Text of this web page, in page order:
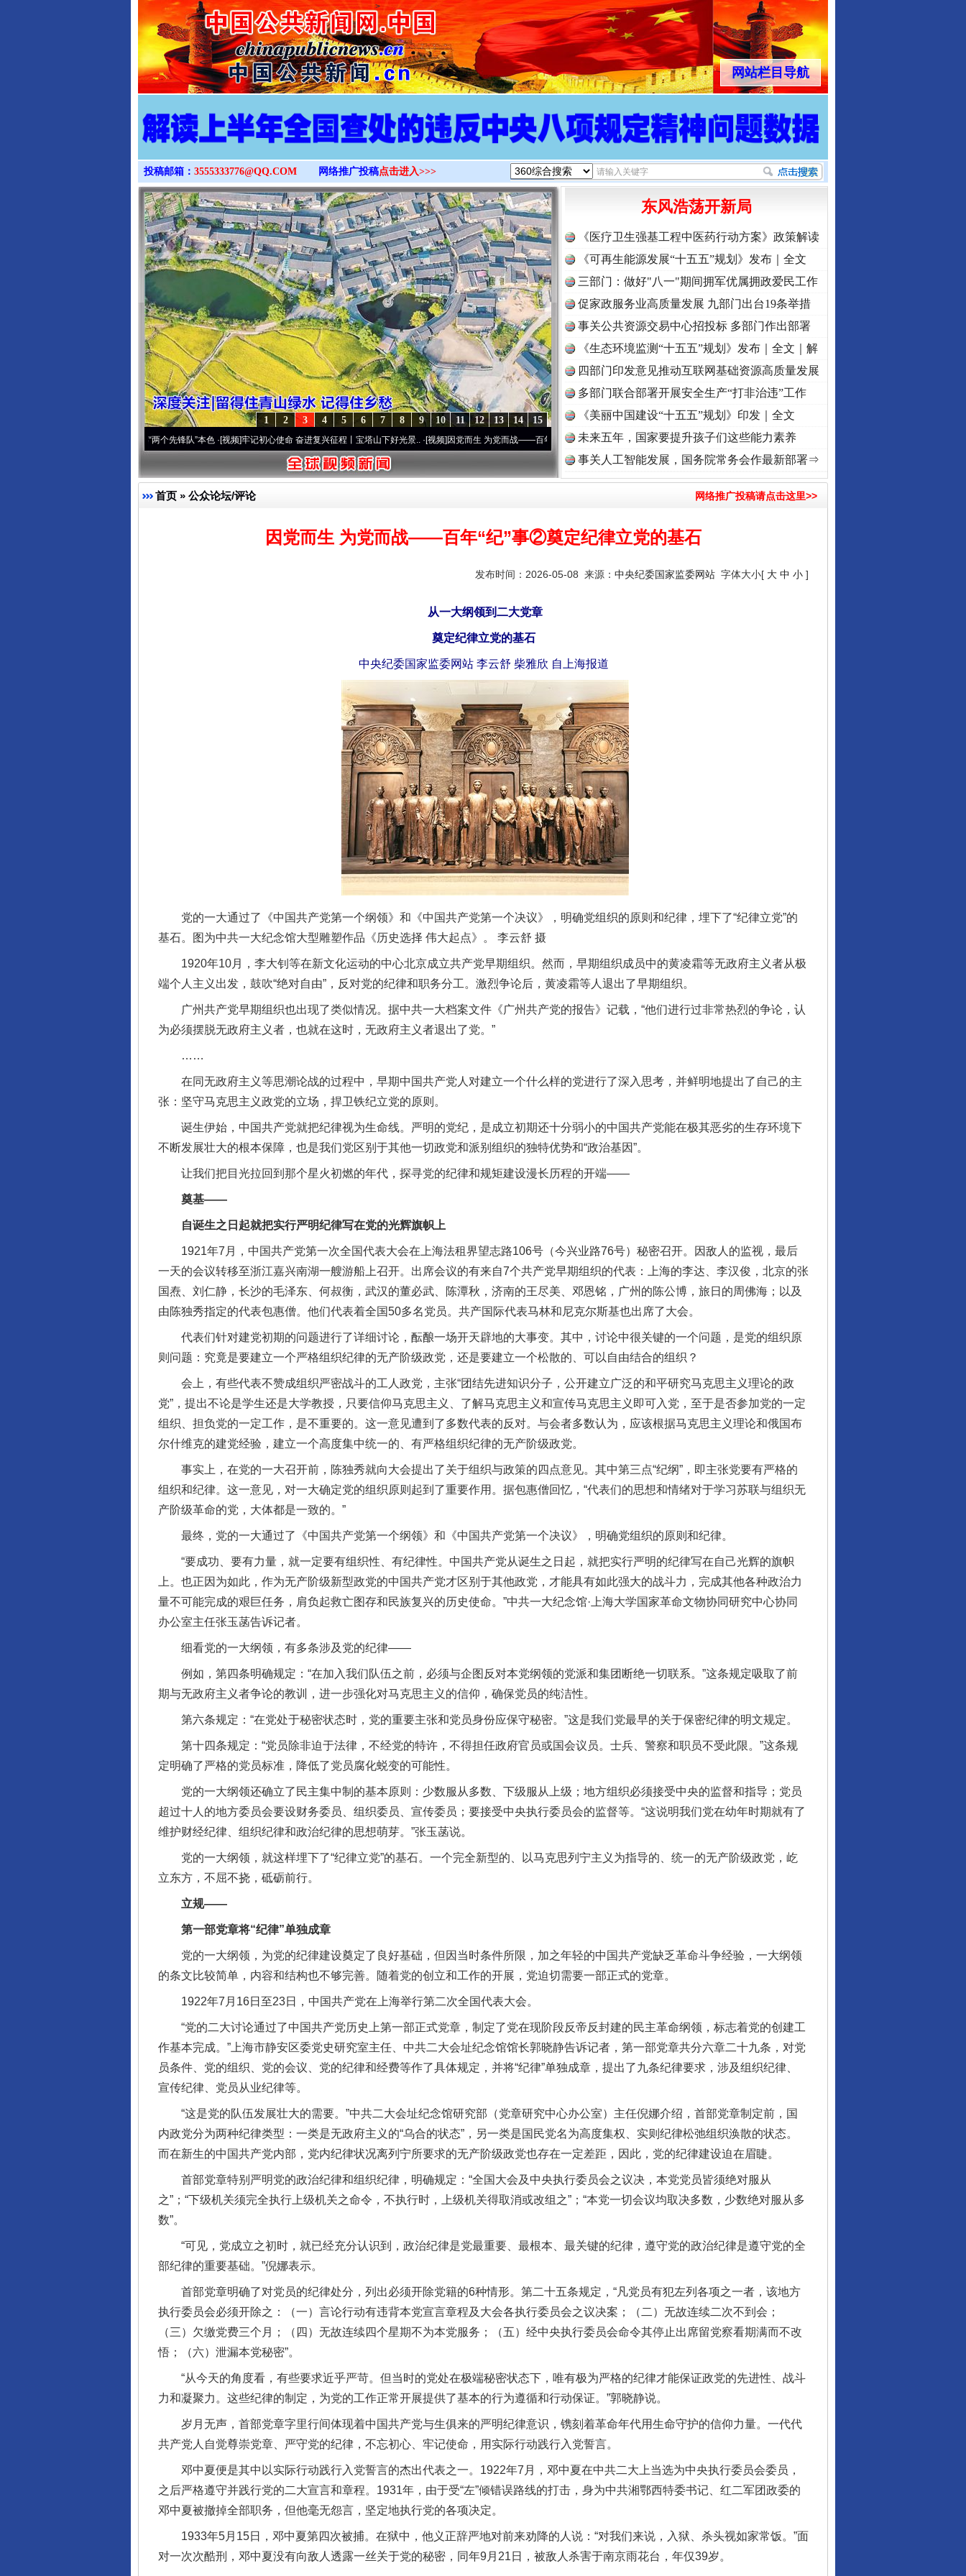
>
网站栏目导航
投稿邮箱： 3555333776@QQ.COM 网络推广投稿点击进入>>>
15
14
13
12
11
10
9
8
7
6
5
4
3
2
1
永葆“两个先锋队”本色·[视频]牢记初心使命 奋进复兴征程丨宝塔山下好光景..·[视频]因党而生 为党而战——百年“纪”事⑧加强纪律..·[视频]牢记初心使命 奋进复兴征程丨“转折之城”激荡..·[视频]
东风浩荡开新局
《医疗卫生强基工程中医药行动方案》政策解读
《可再生能源发展“十五五”规划》发布｜全文
三部门：做好"八一"期间拥军优属拥政爱民工作
促家政服务业高质量发展 九部门出台19条举措
事关公共资源交易中心招投标 多部门作出部署
《生态环境监测“十五五”规划》发布｜全文｜解
读
四部门印发意见推动互联网基础资源高质量发展
多部门联合部署开展安全生产“打非治违”工作
《美丽中国建设“十五五”规划》印发｜全文
未来五年，国家要提升孩子们这些能力素养
事关人工智能发展，国务院常务会作最新部署⇒
首页 » 公众论坛/评论 网络推广投稿请点击这里>>
因党而生 为党而战——百年“纪”事②奠定纪律立党的基石
发布时间：2026-05-08 来源： 中央纪委国家监委网站 字体大小[ 大 中 小 ]
从一大纲领到二大党章
奠定纪律立党的基石
中央纪委国家监委网站 李云舒 柴雅欣 自上海报道
党的一大通过了《中国共产党第一个纲领》和《中国共产党第一个决议》，明确党组织的原则和纪律，埋下了“纪律立党”的
基石。图为中共一大纪念馆大型雕塑作品《历史选择 伟大起点》。 李云舒 摄
1920年10月，李大钊等在新文化运动的中心北京成立共产党早期组织。然而，早期组织成员中的黄凌霜等无政府主义者从极
端个人主义出发，鼓吹“绝对自由”，反对党的纪律和职务分工。激烈争论后，黄凌霜等人退出了早期组织。
广州共产党早期组织也出现了类似情况。据中共一大档案文件《广州共产党的报告》记载，“他们进行过非常热烈的争论，认
为必须摆脱无政府主义者，也就在这时，无政府主义者退出了党。”
……
在同无政府主义等思潮论战的过程中，早期中国共产党人对建立一个什么样的党进行了深入思考，并鲜明地提出了自己的主
张：坚守马克思主义政党的立场，捍卫铁纪立党的原则。
诞生伊始，中国共产党就把纪律视为生命线。严明的党纪，是成立初期还十分弱小的中国共产党能在极其恶劣的生存环境下
不断发展壮大的根本保障，也是我们党区别于其他一切政党和派别组织的独特优势和“政治基因”。
让我们把目光拉回到那个星火初燃的年代，探寻党的纪律和规矩建设漫长历程的开端——
奠基——
自诞生之日起就把实行严明纪律写在党的光辉旗帜上
1921年7月，中国共产党第一次全国代表大会在上海法租界望志路106号（今兴业路76号）秘密召开。因敌人的监视，最后
一天的会议转移至浙江嘉兴南湖一艘游船上召开。出席会议的有来自7个共产党早期组织的代表：上海的李达、李汉俊，北京的张
国焘、刘仁静，长沙的毛泽东、何叔衡，武汉的董必武、陈潭秋，济南的王尽美、邓恩铭，广州的陈公博，旅日的周佛海；以及
由陈独秀指定的代表包惠僧。他们代表着全国50多名党员。共产国际代表马林和尼克尔斯基也出席了大会。
代表们针对建党初期的问题进行了详细讨论，酝酿一场开天辟地的大事变。其中，讨论中很关键的一个问题，是党的组织原
则问题：究竟是要建立一个严格组织纪律的无产阶级政党，还是要建立一个松散的、可以自由结合的组织？
会上，有些代表不赞成组织严密战斗的工人政党，主张“团结先进知识分子，公开建立广泛的和平研究马克思主义理论的政
党”，提出不论是学生还是大学教授，只要信仰马克思主义、了解马克思主义和宣传马克思主义即可入党，至于是否参加党的一定
组织、担负党的一定工作，是不重要的。这一意见遭到了多数代表的反对。与会者多数认为，应该根据马克思主义理论和俄国布
尔什维克的建党经验，建立一个高度集中统一的、有严格组织纪律的无产阶级政党。
事实上，在党的一大召开前，陈独秀就向大会提出了关于组织与政策的四点意见。其中第三点“纪纲”，即主张党要有严格的
组织和纪律。这一意见，对一大确定党的组织原则起到了重要作用。据包惠僧回忆，“代表们的思想和情绪对于学习苏联与组织无
产阶级革命的党，大体都是一致的。”
最终，党的一大通过了《中国共产党第一个纲领》和《中国共产党第一个决议》，明确党组织的原则和纪律。
“要成功、要有力量，就一定要有组织性、有纪律性。中国共产党从诞生之日起，就把实行严明的纪律写在自己光辉的旗帜
上。也正因为如此，作为无产阶级新型政党的中国共产党才区别于其他政党，才能具有如此强大的战斗力，完成其他各种政治力
量不可能完成的艰巨任务，肩负起救亡图存和民族复兴的历史使命。”中共一大纪念馆·上海大学国家革命文物协同研究中心协同
办公室主任张玉菡告诉记者。
细看党的一大纲领，有多条涉及党的纪律——
例如，第四条明确规定：“在加入我们队伍之前，必须与企图反对本党纲领的党派和集团断绝一切联系。”这条规定吸取了前
期与无政府主义者争论的教训，进一步强化对马克思主义的信仰，确保党员的纯洁性。
第六条规定：“在党处于秘密状态时，党的重要主张和党员身份应保守秘密。”这是我们党最早的关于保密纪律的明文规定。
第十四条规定：“党员除非迫于法律，不经党的特许，不得担任政府官员或国会议员。士兵、警察和职员不受此限。”这条规
定明确了严格的党员标准，降低了党员腐化蜕变的可能性。
党的一大纲领还确立了民主集中制的基本原则：少数服从多数、下级服从上级；地方组织必须接受中央的监督和指导；党员
超过十人的地方委员会要设财务委员、组织委员、宣传委员；要接受中央执行委员会的监督等。“这说明我们党在幼年时期就有了
维护财经纪律、组织纪律和政治纪律的思想萌芽。”张玉菡说。
党的一大纲领，就这样埋下了“纪律立党”的基石。一个完全新型的、以马克思列宁主义为指导的、统一的无产阶级政党，屹
立东方，不屈不挠，砥砺前行。
立规——
第一部党章将“纪律”单独成章
党的一大纲领，为党的纪律建设奠定了良好基础，但因当时条件所限，加之年轻的中国共产党缺乏革命斗争经验，一大纲领
的条文比较简单，内容和结构也不够完善。随着党的创立和工作的开展，党迫切需要一部正式的党章。
1922年7月16日至23日，中国共产党在上海举行第二次全国代表大会。
“党的二大讨论通过了中国共产党历史上第一部正式党章，制定了党在现阶段反帝反封建的民主革命纲领，标志着党的创建工
作基本完成。”上海市静安区委党史研究室主任、中共二大会址纪念馆馆长郭晓静告诉记者，第一部党章共分六章二十九条，对党
员条件、党的组织、党的会议、党的纪律和经费等作了具体规定，并将“纪律”单独成章，提出了九条纪律要求，涉及组织纪律、
宣传纪律、党员从业纪律等。
“这是党的队伍发展壮大的需要。”中共二大会址纪念馆研究部（党章研究中心办公室）主任倪娜介绍，首部党章制定前，国
内政党分为两种纪律类型：一类是无政府主义的“乌合的状态”，另一类是国民党名为高度集权、实则纪律松弛组织涣散的状态。
而在新生的中国共产党内部，党内纪律状况离列宁所要求的无产阶级政党也存在一定差距，因此，党的纪律建设迫在眉睫。
首部党章特别严明党的政治纪律和组织纪律，明确规定：“全国大会及中央执行委员会之议决，本党党员皆须绝对服从
之”；“下级机关须完全执行上级机关之命令，不执行时，上级机关得取消或改组之”；“本党一切会议均取决多数，少数绝对服从多
数”。
“可见，党成立之初时，就已经充分认识到，政治纪律是党最重要、最根本、最关键的纪律，遵守党的政治纪律是遵守党的全
部纪律的重要基础。”倪娜表示。
首部党章明确了对党员的纪律处分，列出必须开除党籍的6种情形。第二十五条规定，“凡党员有犯左列各项之一者，该地方
执行委员会必须开除之：（一）言论行动有违背本党宣言章程及大会各执行委员会之议决案；（二）无故连续二次不到会；
（三）欠缴党费三个月；（四）无故连续四个星期不为本党服务；（五）经中央执行委员会命令其停止出席留党察看期满而不改
悟；（六）泄漏本党秘密”。
“从今天的角度看，有些要求近乎严苛。但当时的党处在极端秘密状态下，唯有极为严格的纪律才能保证政党的先进性、战斗
力和凝聚力。这些纪律的制定，为党的工作正常开展提供了基本的行为遵循和行动保证。”郭晓静说。
岁月无声，首部党章字里行间体现着中国共产党与生俱来的严明纪律意识，镌刻着革命年代用生命守护的信仰力量。一代代
共产党人自觉尊崇党章、严守党的纪律，不忘初心、牢记使命，用实际行动践行入党誓言。
邓中夏便是其中以实际行动践行入党誓言的杰出代表之一。1922年7月，邓中夏在中共二大上当选为中央执行委员会委员，
之后严格遵守并践行党的二大宣言和章程。1931年，由于受“左”倾错误路线的打击，身为中共湘鄂西特委书记、红二军团政委的
邓中夏被撤掉全部职务，但他毫无怨言，坚定地执行党的各项决定。
1933年5月15日，邓中夏第四次被捕。在狱中，他义正辞严地对前来劝降的人说：“对我们来说，入狱、杀头视如家常饭。”面
对一次次酷刑，邓中夏没有向敌人透露一丝关于党的秘密，同年9月21日，被敌人杀害于南京雨花台，年仅39岁。